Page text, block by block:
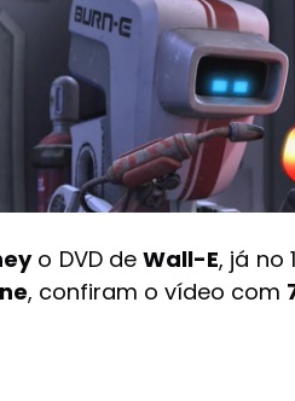
o DVD deWall-E, já no
, confiram o vídeo com